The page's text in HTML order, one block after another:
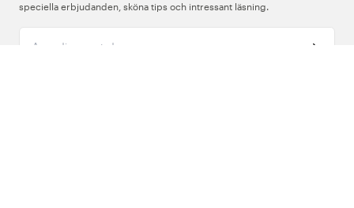
speciella erbjudanden, sköna tips och intressant läsning.